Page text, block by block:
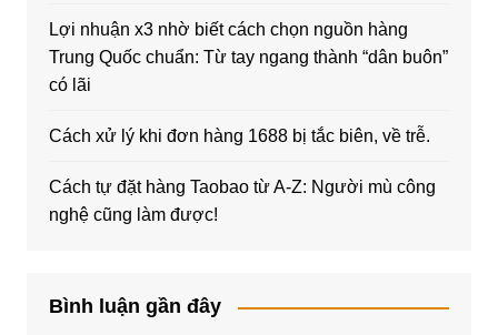
Lợi nhuận x3 nhờ biết cách chọn nguồn hàng
Trung Quốc chuẩn: Từ tay ngang thành “dân buôn”
có lãi
Cách xử lý khi đơn hàng 1688 bị tắc biên, về trễ.
Cách tự đặt hàng Taobao từ A-Z: Người mù công
nghệ cũng làm được!
Bình luận gần đây